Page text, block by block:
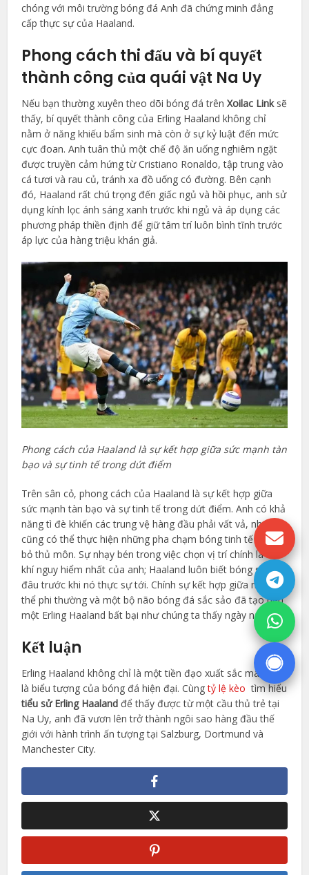
chóng với môi trường bóng đá Anh đã chứng minh đẳng
cấp thực sự của Haaland.
Phong cách thi đấu và bí quyết
thành công của quái vật Na Uy
Nếu bạn thường xuyên theo dõi bóng đá trênXoilac Linksẽ
thấy, bí quyết thành công của Erling Haaland không chỉ
nằm ở năng khiếu bẩm sinh mà còn ở sự kỷ luật đến mức
cực đoan. Anh tuân thủ một chế độ ăn uống nghiêm ngặt
được truyền cảm hứng từ Cristiano Ronaldo, tập trung vào
cá tươi và rau củ, tránh xa đồ uống có đường. Bên cạnh
đó, Haaland rất chú trọng đến giấc ngủ và hồi phục, anh sử
dụng kính lọc ánh sáng xanh trước khi ngủ và áp dụng các
phương pháp thiền định để giữ tâm trí luôn bình tĩnh trước
áp lực của hàng triệu khán giả.
Phong cách của Haaland là sự kết hợp giữa sức mạnh tàn
bạo và sự tinh tế trong dứt điểm
Trên sân cỏ, phong cách của Haaland là sự kết hợp giữa
sức mạnh tàn bạo và sự tinh tế trong dứt điểm. Anh có khả
năng tì đè khiến các trung vệ hàng đầu phải vất vả, nhưng
cũng có thể thực hiện những pha chạm bóng tinh tế để loại
bỏ thủ môn. Sự nhạy bén trong việc chọn vị trí chính là vũ
khí nguy hiểm nhất của anh; Haaland luôn biết bóng sẽ đến
đâu trước khi nó thực sự tới. Chính sự kết hợp giữa một cơ
thể phi thường và một bộ não bóng đá sắc sảo đã tạo nên
một Erling Haaland bất bại như chúng ta thấy ngày nay.
Kết luận
Erling Haaland không chỉ là một tiền đạo xuất sắc mà còn
là biểu tượng của bóng đá hiện đại. Cùngtỷ lệ kèo tìm hiểu
tiểu sử Erling Haaland để thấy được từ một cầu thủ trẻ tại
Na Uy, anh đã vươn lên trở thành ngôi sao hàng đầu thế
giới với hành trình ấn tượng tại Salzburg, Dortmund và
Manchester City.